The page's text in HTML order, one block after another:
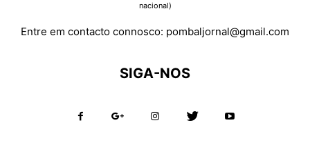
nacional)
Entre em contacto connosco: pombaljornal@gmail.com
SIGA-NOS